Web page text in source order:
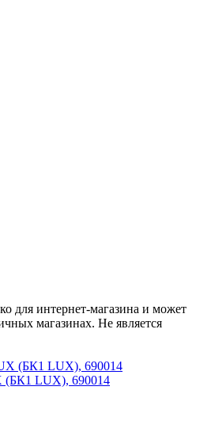
для интернет-магазина и может
магазинах. Не является
(БК1 LUX), 690014